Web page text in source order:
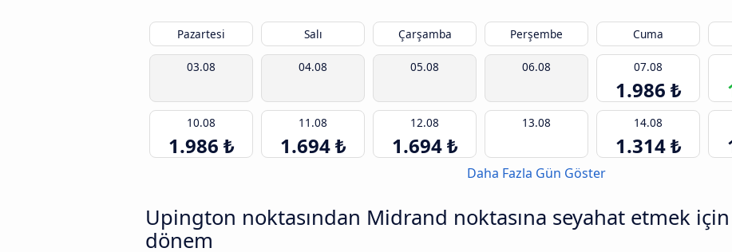
Pazartesi Salı Çarşamba Perşembe Cuma
03.08 04.08 05.08 06.08 07.08
1.986 ₺
10.08
1.986 ₺
11.08
1.694 ₺
12.08
1.694 ₺
13.08 14.08
1.314 ₺
Daha Fazla Gün Göster
Upington noktasından Midrand noktasına seyahat etmek
dönem